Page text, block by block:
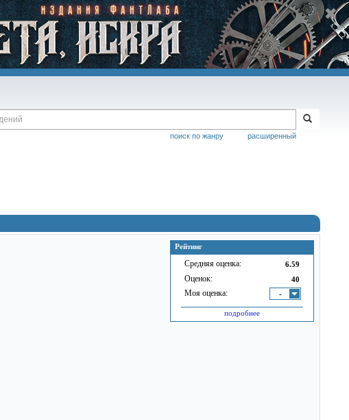
расширенный
поиск по жанру
Рейтинг
Средняя оценка: 6.59
Оценок: 40
Моя оценка: -
подробнее